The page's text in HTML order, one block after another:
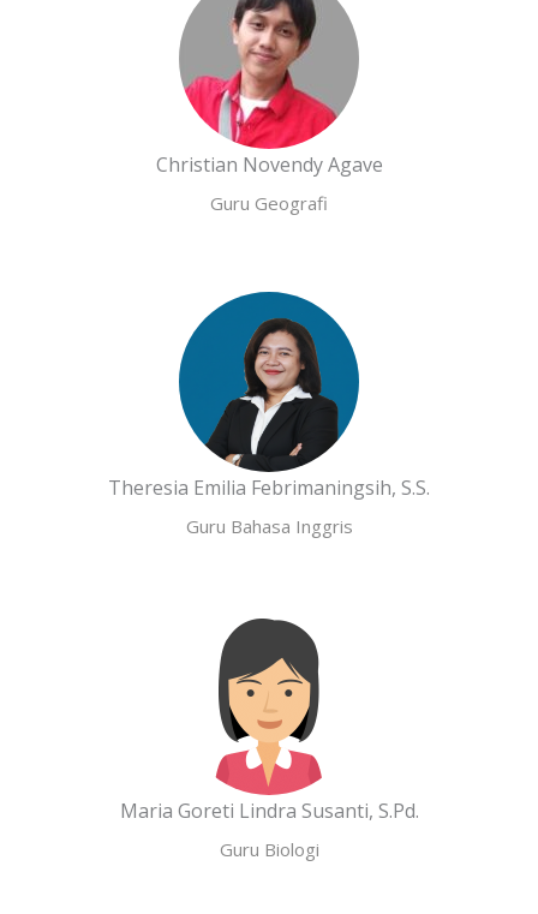
Christian Novendy Agave
Guru Geografi
Theresia Emilia Febrimaningsih, S.S.
Guru Bahasa Inggris
Maria Goreti Lindra Susanti, S.Pd.
Guru Biologi